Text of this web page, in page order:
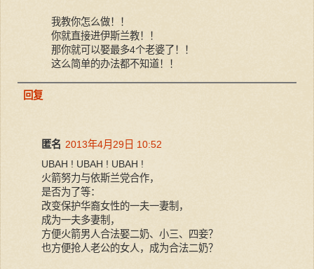
我教你怎么做！！
你就直接进伊斯兰教！！
那你就可以娶最多4个老婆了！！
这么简单的办法都不知道！！
回复
匿名 2013年4月29日 10:52
UBAH ! UBAH ! UBAH !
火箭努力与依斯兰党合作，
是否为了等：
改变保护华裔女性的一夫一妻制，
成为一夫多妻制，
方便火箭男人合法娶二奶、小三、四妾？
也方便抢人老公的女人，成为合法二奶？